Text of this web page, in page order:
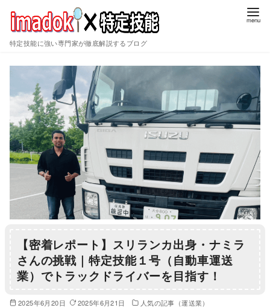
特定技能に強い専門家が徹底解説するブログ
【密着レポート】スリランカ出身・ナミラ
さんの挑戦｜特定技能１号（自動車運送
業）でトラックドライバーを目指す！
2025年6月20日 2025年6月21日 人気の記事（運送業）